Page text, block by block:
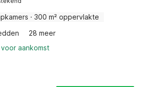
· 300 m² oppervlakte
28 meer
aankomst